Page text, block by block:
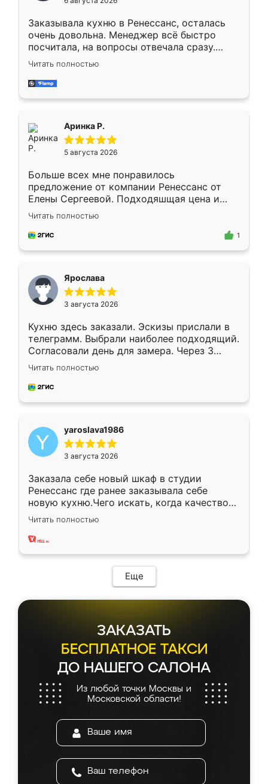
мебели буду заказывать только здесь.
Заказывала кухню в Ренессанс, осталась
очень довольна. Менеджер всё быстро
посчитала, на вопросы отвечала сразу.
Замерщик приехал в субботу, подошёл к
делу со всей ответственностью. Собрали
за день, ребята работали аккуратно, даже
Читать полностью
Аринка Р.
5 августа 2026
Больше всех мне понравилось
предложение от компании Ренессанс от
Елены Сергеевой. Подходяшщая цена и
короткие сроки изготовления. Приехавший
для замера сотрудник Владислав
предложил по моему эскизу самый
Читать полностью
1
Ярослава
3 августа 2026
Кухню здесь заказали. Эскизы прислали в
телеграмм. Выбрали наиболее подходящий.
Согласовали день для замера. Через 3
недели кухня была уже готова. Остались
довольны работой. Спасибо Ренессанс
мебель за качественную работу!
Читать полностью
yaroslava1986
3 августа 2026
Заказала себе новый шкаф в студии
Ренессанс где ранее заказывала себе
новую кухню.Чего искать, когда качеством
вполне довольна. Служит кухня уже почти
два года, нареканий нет.
Читать полностью
Еще
ЗАКАЗАТЬ
БЕСПЛАТНОЕ ТАКСИ
ДО НАШЕГО САЛОНА
Из любой точки Москвы и
Московской области!